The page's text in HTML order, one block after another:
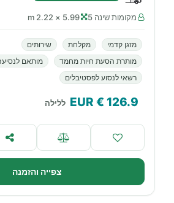
מקומות שינה 5 5.99 × 2.22 m
מזגן קדמי מקלחת
שירותים
מותרת הסעת חיות מחמד
מותאם
רשאי לנסוע לפסטיבלים
126.9
€ EUR ללילה
צפייה והזמנה